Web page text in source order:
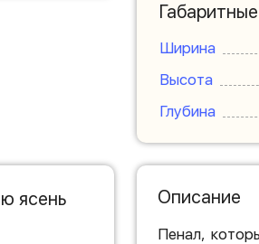
Ширина
Высота
Глубина
ясень
Описание
Пенал,